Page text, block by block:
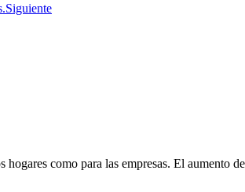
Siguiente
como para las empresas. El aumento